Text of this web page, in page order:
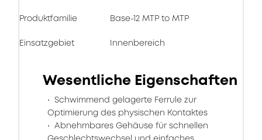
Produktfamilie Base-12 MTP to MTP
Einsatzgebiet Innenbereich
Wesentliche Eigenschaften
Schwimmend gelagerte Ferrule zur
Optimierung des physischen Kontaktes
Abnehmbares Gehäuse für schnellen